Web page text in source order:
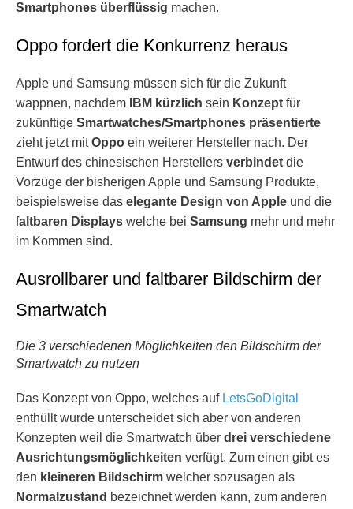
Smartphones überflüssig machen.
Oppo fordert die Konkurrenz heraus
Apple und Samsung müssen sich für die Zukunft
wappnen, nachdem
IBM kürzlich sein Konzept für
zukünftige Smartwatches/Smartphones präsentierte
zieht jetzt mitOppo ein weiterer Hersteller nach. Der
Entwurf des chinesischen Herstellers verbindet die
Vorzüge der bisherigen Apple und Samsung Produkte,
beispielsweise das elegante Design von Apple und die
faltbaren Displays welche bei Samsung mehr und mehr
im Kommen sind.
Ausrollbarer und faltbarer Bildschirm der
Smartwatch
Die 3 verschiedenen Möglichkeiten den Bildschirm der
Smartwatch zu nutzen
Das Konzept von Oppo, welches auf LetsGoDigital
enthüllt wurde unterscheidet sich aber von anderen
Konzepten weil die Smartwatch über drei verschiedene
Ausrichtungsmöglichkeiten verfügt. Zum einen gibt es
den kleineren Bildschirm welcher sozusagen als
Normalzustand bezeichnet werden kann, zum anderen